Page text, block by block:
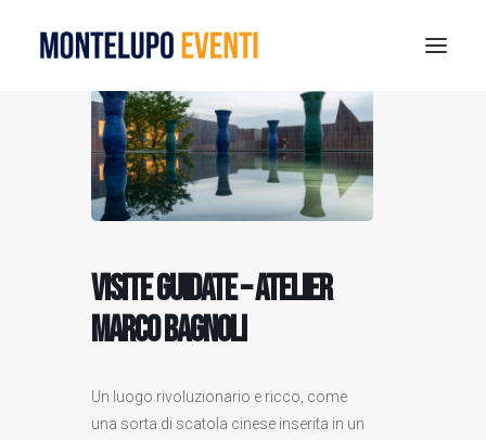
MONTELUPO SPORT DAYS 2026
ESTATE A MONTELUPO
VISIT MONTELUPO
MUSEO DELLA CERAMICA
Visite guidate – Atelier
Marco Bagnoli
Un luogo rivoluzionario e ricco, come
una sorta di scatola cinese inserita in un